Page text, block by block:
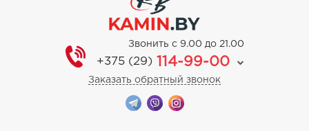
Звонить с 9.00 до 21.00
+375 (29) 114-99-00
Заказать обратный звонок